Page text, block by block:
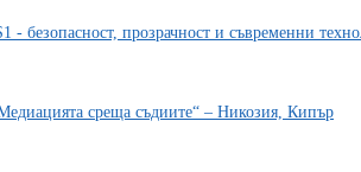
- безопасност, прозрачност и съвременни
среща съдиите“ – Никозия, Кипър